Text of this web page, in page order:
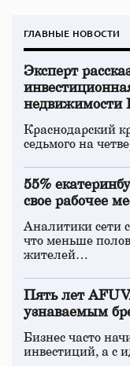
ГЛАВНЫЕ НОВОСТИ
Эксперт
недвижимости
Краснодарский
седьмого на
55%
свое рабочее
Аналитики сети
что меньше
жителей…
Пять лет
узнаваемым
Бизнес часто
инвестиций, а с